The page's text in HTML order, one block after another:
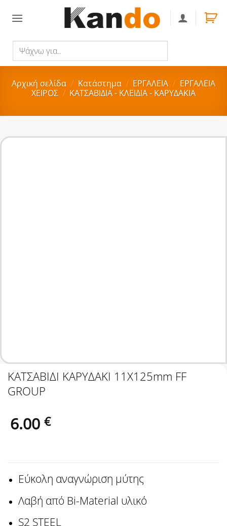
για..
Αρχική σελίδα / Κατάστημα / ΕΡΓΑΛΕΙΑ / ΕΡΓΑΛΕΙΑ
ΧΕΙΡΟΣ / ΚΑΤΣΑΒΙΔΙΑ - ΚΛΕΙΔΙΑ - ΚΑΡΥΔΑΚΙΑ
ΚΑΤΣΑΒΙΔΙ ΚΑΡΥΔΑΚΙ 11Χ125mm FF
GROUP
6.00 €
Εύκολη αναγνώριση μύτης
Λαβή από Bi-Material υλικό
S2 STEEL